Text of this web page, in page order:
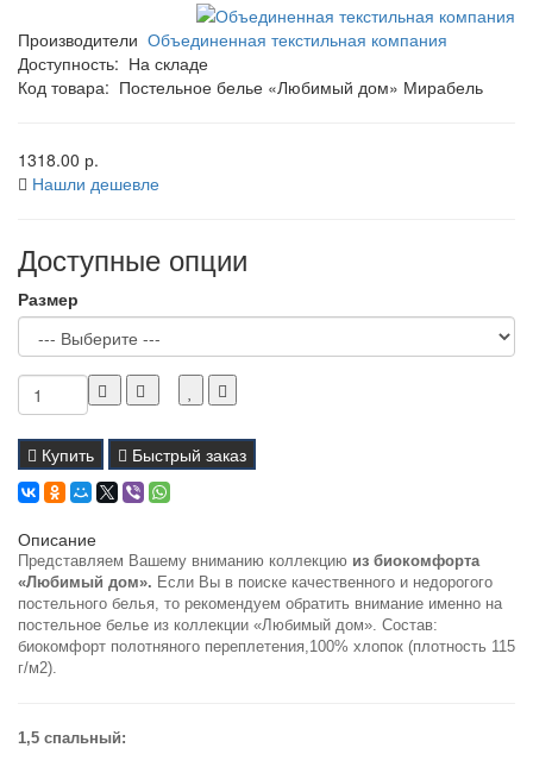
Производители Объединенная текстильная компания
Доступность: На складе
Код товара: Постельное белье «Любимый дом» Мирабель
1318.00 р.
Нашли дешевле
Доступные опции
Размер
Купить Быстрый заказ
Описание
Представляем Вашему вниманию коллекцию из биокомфорта
«Любимый дом». Если Вы в поиске качественного и недорогого
постельного белья, то рекомендуем обратить внимание именно на
постельное белье из коллекции «Любимый дом». Состав:
биокомфорт полотняного переплетения,100% хлопок (плотность 115
г/м2).
1,5 спальный: